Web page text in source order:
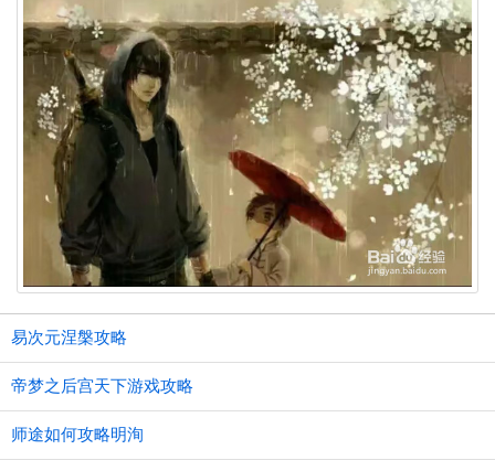
易次元涅槃攻略
帝梦之后宫天下游戏攻略
师途如何攻略明洵